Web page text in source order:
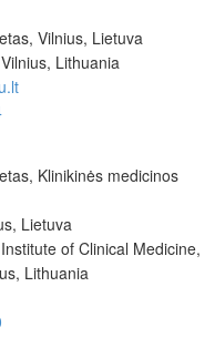
Vilnius, Lietuva
Lithuania
Klinikinės medicinos
Lietuva
of Clinical Medicine,
Lithuania